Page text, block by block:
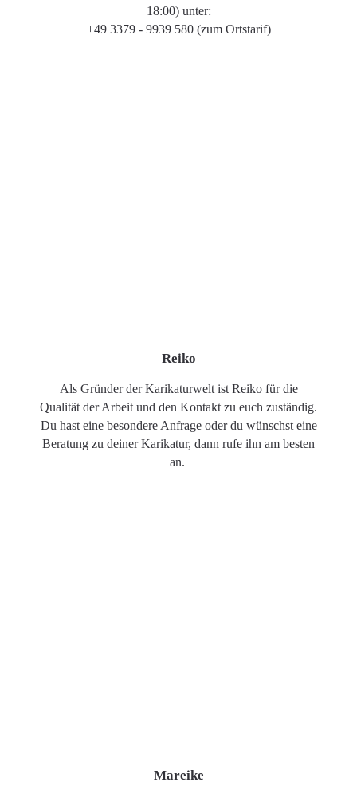
18:00) unter:
+49 3379 - 9939 580 (zum Ortstarif)
Reiko
Als Gründer der Karikaturwelt ist Reiko für die
Qualität der Arbeit und den Kontakt zu euch zuständig.
Du hast eine besondere Anfrage oder du wünschst eine
Beratung zu deiner Karikatur, dann rufe ihn am besten
an.
Mareike